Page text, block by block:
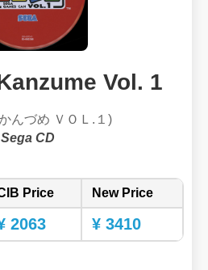
Vol. 1
んづめ ＶＯＬ.１)
Sega CD
Price New Price
2063 ¥ 3410